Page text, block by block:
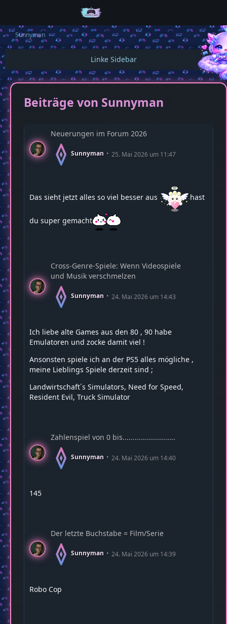
Sunnyman
Beiträge von Sunnyman
Neuerungen im Forum 2026
Sunnyman 25. Mai 2026 um 11:47
Das sieht jetzt alles so viel besser aus hast
du super gemacht
Cross-Genre-Spiele: Wenn Videospiele
und Musik verschmelzen
Sunnyman 24. Mai 2026 um 14:43
Ich liebe alte Games aus den 80 , 90 habe
Emulatoren und zocke damit viel !
Ansonsten spiele ich an der PS5 alles mögliche ,
meine Lieblings Spiele derzeit sind ;
Landwirtschaft´s Simulators, Need for Speed,
Resident Evil, Truck Simulator
Zahlenspiel von 0 bis..........................
Sunnyman 24. Mai 2026 um 14:40
145
Der letzte Buchstabe = Film/Serie
Sunnyman 24. Mai 2026 um 14:39
Robo Cop